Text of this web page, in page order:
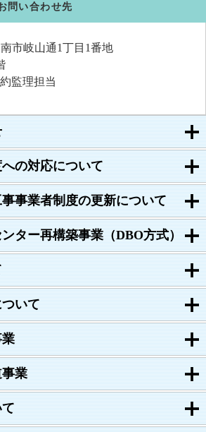
の対応について
事業者制度の更新について
ター再構築事業（DBO方式）
いて
業
問い合わせ先
市岐山通1丁目1番地
監理担当